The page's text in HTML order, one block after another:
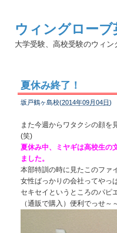
ウィングロー
大学受験、高校受験のウィン
夏休み終了！
坂戸鶴ヶ島校(2014年09月04日)
また今週からワタクシの顔を
(笑)
夏休み中、ミヤギは高校生の
ました。
本部特訓の時に見たこのファ
女性ばっかりの会社ってやっ
セキセイというところのパ
（通販で購入）便利でっせ～